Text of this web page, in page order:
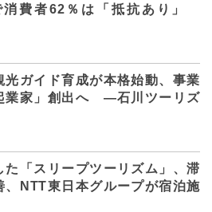
消費者62％は「抵抗あり」
光ガイド育成が本格始動、事業
業家」創出へ ―石川ツーリズ
た「スリープツーリズム」、滞
、NTT東日本グループが宿泊施